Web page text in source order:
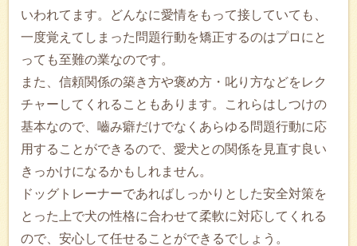
いわれてます。どんなに愛情をもって接していても、
一度覚えてしまった問題行動を矯正するのはプロにと
っても至難の業なのです。
また、信頼関係の築き方や褒め方・叱り方などをレク
チャーしてくれることもあります。これらはしつけの
基本なので、嚙み癖だけでなくあらゆる問題行動に応
用することができるので、愛犬との関係を見直す良い
きっかけになるかもしれません。
ドッグトレーナーであればしっかりとした安全対策を
とった上で犬の性格に合わせて柔軟に対応してくれる
ので、安心して任せることができるでしょう。